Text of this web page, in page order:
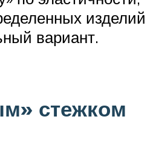
изделий
вариант.
стежком